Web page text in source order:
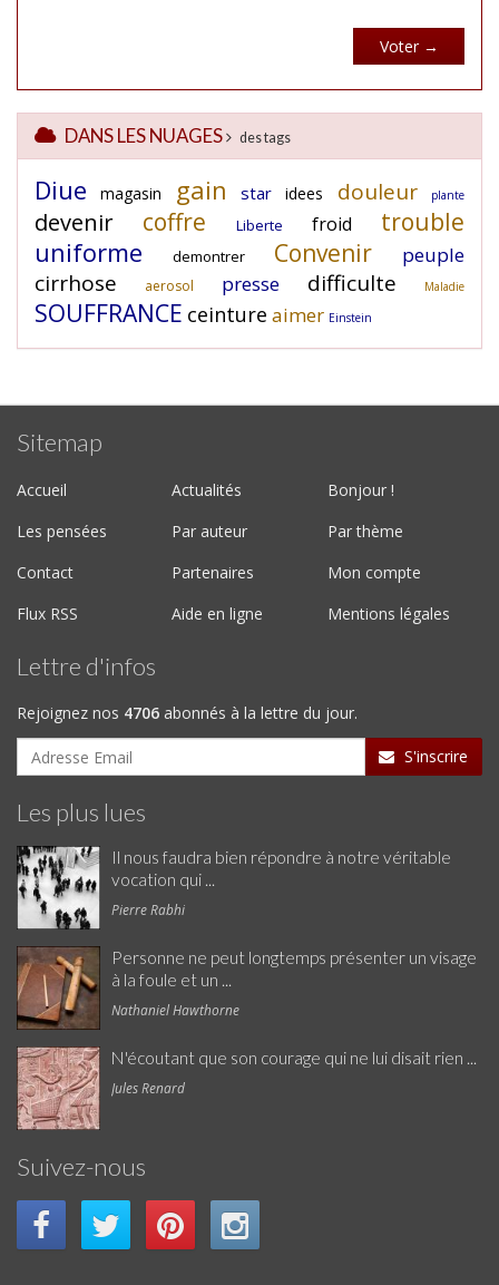
DANS LES NUAGES des tags
Diue magasin gain star idees douleur plante
devenir coffre Liberte froid trouble
uniforme demontrer Convenir peuple
cirrhose aerosol presse difficulte Maladie
SOUFFRANCE ceinture aimer Einstein
Sitemap
Accueil Actualités
Bonjour !
Les pensées
Par auteur
Par thème
Contact
Partenaires
Mon compte
Flux RSS
Aide en ligne Mentions légales
Lettre d'infos
Rejoignez nos 4706 abonnés à la lettre du jour.
S'inscrire
Les plus lues
Il nous faudra bien répondre à notre véritable
vocation qui ...
Pierre Rabhi
Personne ne peut longtemps présenter un visage
à la foule et un ...
Nathaniel Hawthorne
N'écoutant que son courage qui ne lui disait rien ...
Jules Renard
Suivez-nous